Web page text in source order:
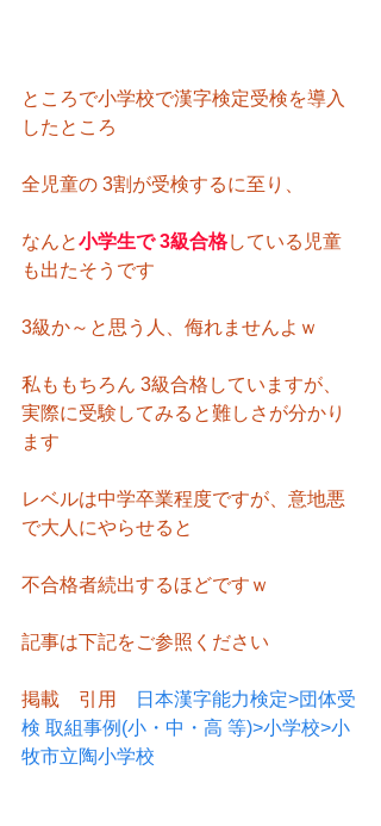
ところで小学校で漢字検定受検を導入
したところ
全児童の 3割が受検するに至り、
なんと小学生で 3級合格している児童
も出たそうです
3級か～と思う人、侮れませんよｗ
私ももちろん 3級合格していますが、
実際に受験してみると難しさが分かり
ます
レベルは中学卒業程度ですが、意地悪
で大人にやらせると
不合格者続出するほどですｗ
記事は下記をご参照ください
掲載　引用
日本漢字能力検定>団体受
検 取組事例(小・中・高 等)>小学校>小
牧市立陶小学校